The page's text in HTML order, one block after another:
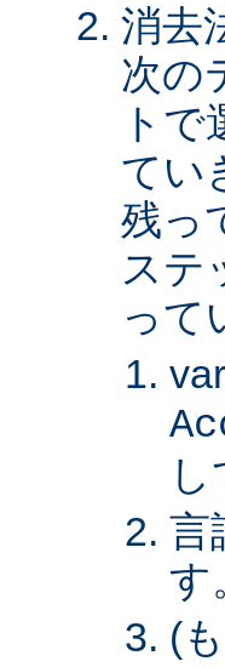
消去
次の
ト
てい
残っ
ステ
って
言
す
(